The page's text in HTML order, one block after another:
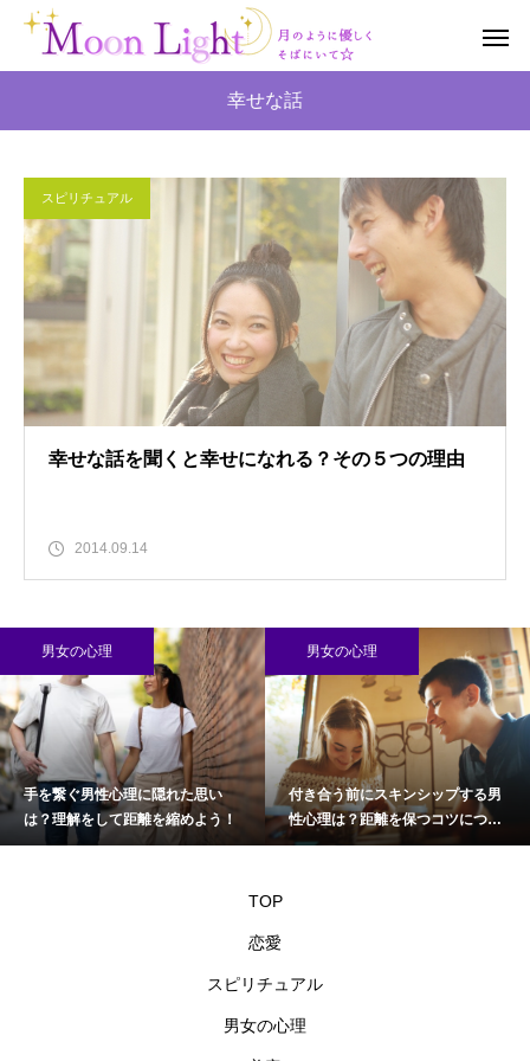
幸せな話
スピリチュアル
幸せな話を聞くと幸せになれる？その５つの理由
2014.09.14
男女の心理
手を繋ぐ男性心理に隠れた思い
は？理解をして距離を縮めよう！
男女の心理
付き合う前にスキンシップする男
性心理は？距離を保つコツについ
て
TOP
恋愛
スピリチュアル
男女の心理